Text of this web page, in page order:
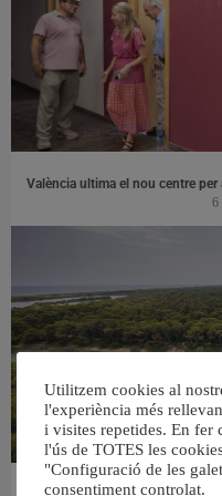
València ultima el nou centre
6
Utilitzem cookies al
l'experiència més
i visites repetides. En fer
l'ús de TOTES les
"Configuració de les
consentiment controlat.